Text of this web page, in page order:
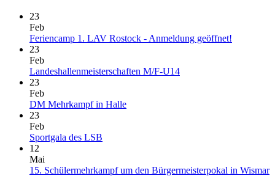
23
Feb
Feriencamp 1. LAV Rostock - Anmeldung geöffnet!
23
Feb
Landeshallenmeisterschaften M/F-U14
23
Feb
DM Mehrkampf in Halle
23
Feb
Sportgala des LSB
12
Mai
15. Schülermehrkampf um den Bürgermeisterpokal in Wismar